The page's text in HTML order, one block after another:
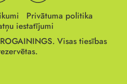
Privātuma politika
iestatījumi
Visas tiesības